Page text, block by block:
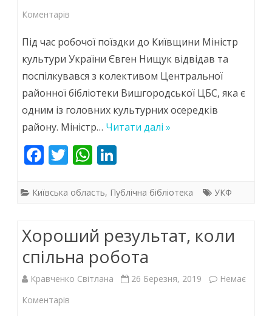
Коментарів
Міністр
культури
України
Євген
Центральну
Вишгородської
Під час робочої поїздки до Київщини Міністр
культури України Євген Нищук відвідав та
поспілкувався з колективом Центральної
районної бібліотеки Вишгородської ЦБС, яка є
одним із головних культурних осередків
району. Міністр… Читати далі »
F
e
o
o
k
T
itt
W
at
A
p
p
k
dI
n
Київська область, Публічна бібліотека УКФ
Хороший результат, коли
спільна робота
Кравченко Світлана 26 Березня, 2019
Немає
Коментарів